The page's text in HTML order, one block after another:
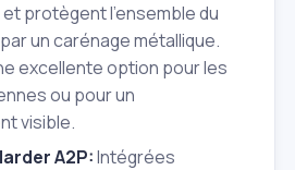
protègent l'ensemble du
un carénage métallique.
excellente option pour les
ou pour un
visible.
A2P:Intégrées